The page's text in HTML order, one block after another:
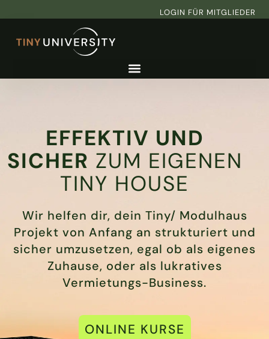
Inhalt
LOGIN FÜR MITGLIEDER
EFFEKTIV UND
SICHER ZUM EIGENEN
TINY HOUSE
Wir helfen dir, dein Tiny/ Modulhaus
Projekt von Anfang an strukturiert und
sicher umzusetzen, egal ob als eigenes
Zuhause, oder als lukratives
Vermietungs-Business.
ONLINE KURSE